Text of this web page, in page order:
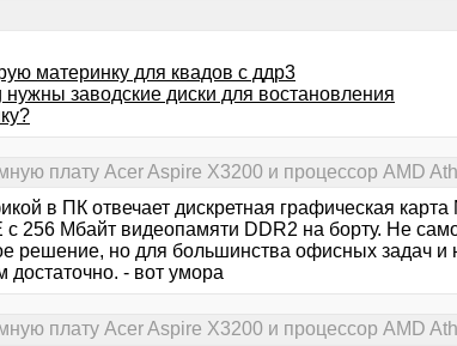
материнку для квадов с ддр3
заводские диски для востановления
плату Acer Aspire X3200 и процессор AMD
в ПК отвечает дискретная графическая карта
c 256 Мбайт видеопамяти DDR2 на борту. Не
решение, но для большинства офисных задач и
достаточно. - вот умора
плату Acer Aspire X3200 и процессор AMD